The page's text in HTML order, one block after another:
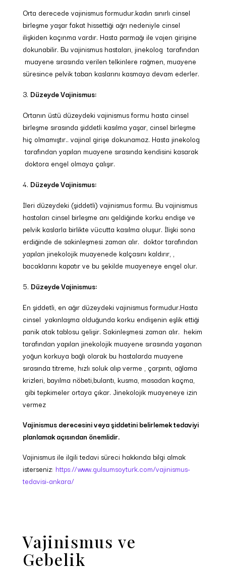
Orta derecede vajinismus formudur.kadın sınırlı cinsel
birleşme yaşar fakat hissettiği ağrı nedeniyle cinsel
ilişkiden kaçınma vardır. Hasta parmağı ile vajen girişine
dokunabilir. Bu vajinismus hastaları, jinekolog tarafından
muayene sırasında verilen telkinlere rağmen, muayene
süresince pelvik taban kaslarını kasmaya devam ederler.
Düzeyde Vajinismus:
Ortanın üstü düzeydeki vajinismus formu hasta cinsel
birleşme sırasında şiddetli kasılma yaşar, cinsel birleşme
hiç olmamıştır.. vajinal girişe dokunamaz. Hasta jinekolog
tarafından yapılan muayene sırasında kendisini kasarak
doktora engel olmaya çalışır.
Düzeyde Vajinismus:
İleri düzeydeki (şiddetli) vajinismus formu. Bu vajinismus
hastaları cinsel birleşme anı geldiğinde korku endişe ve
pelvik kaslarla birlikte vücutta kasılma oluşur. İlişki sona
erdiğinde de sakinleşmesi zaman alır. doktor tarafından
yapılan jinekolojik muayenede kalçasını kaldırır, ,
bacaklarını kapatır ve bu şekilde muayeneye engel olur.
Düzeyde Vajinismus:
En şiddetli, en ağır düzeydeki vajinismus formudur.Hasta
cinsel yakınlaşma olduğunda korku endişenin eşlik ettiği
panik atak tablosu gelişir. Sakinleşmesi zaman alır. hekim
tarafından yapılan jinekolojik muayene sırasında yaşanan
yoğun korkuya bağlı olarak bu hastalarda muayene
sırasında titreme, hızlı soluk alıp verme , çarpıntı, ağlama
krizleri, bayılma nöbeti,bulantı, kusma, masadan kaçma,
gibi tepkimeler ortaya çıkar. Jinekolojik muayeneye izin
vermez
Vajinismus derecesini veya şiddetini belirlemek tedaviyi
planlamak açısından önemlidir.
Vajinismus ile ilgili tedavi süreci hakkında bilgi almak
isterseniz: https://www.gulsumsoyturk.com/vajinismus-
tedavisi-ankara/
Vajinismus ve
Gebelik